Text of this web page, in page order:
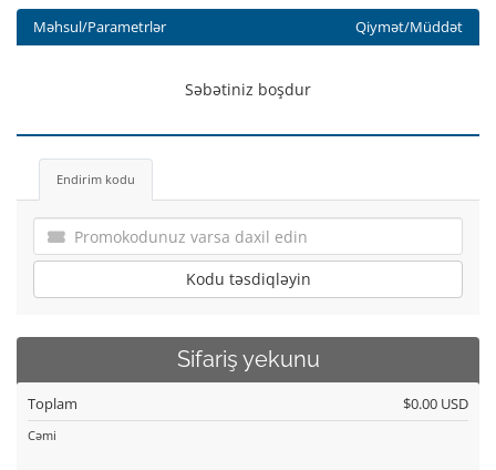
Məhsul/Parametrlər Qiymət/Müddət
Səbətiniz boşdur
Endirim kodu
Kodu təsdiqləyin
Sifariş yekunu
Toplam $0.00 USD
Cəmi